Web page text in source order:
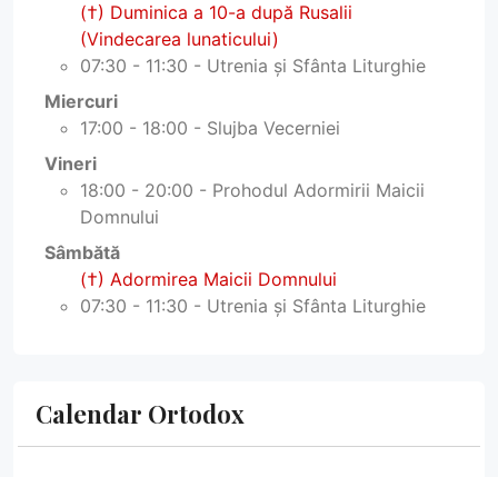
(†) Duminica a 10-a după Rusalii
(Vindecarea lunaticului)
07:30 - 11:30 - Utrenia și Sfânta Liturghie
Miercuri
17:00 - 18:00 - Slujba Vecerniei
Vineri
18:00 - 20:00 - Prohodul Adormirii Maicii
Domnului
Sâmbătă
(†) Adormirea Maicii Domnului
07:30 - 11:30 - Utrenia și Sfânta Liturghie
Calendar Ortodox